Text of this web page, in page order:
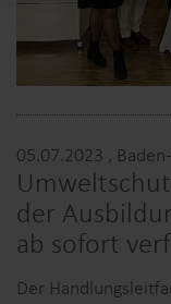
05.07.2023 ,
der
ab sofort
Der